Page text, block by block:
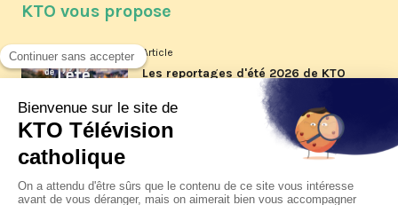
KTO vous propose
Article
Les reportages d'été 2026 de KTO
Article
La visite pastorale du pape Léon
jeudi 6 août